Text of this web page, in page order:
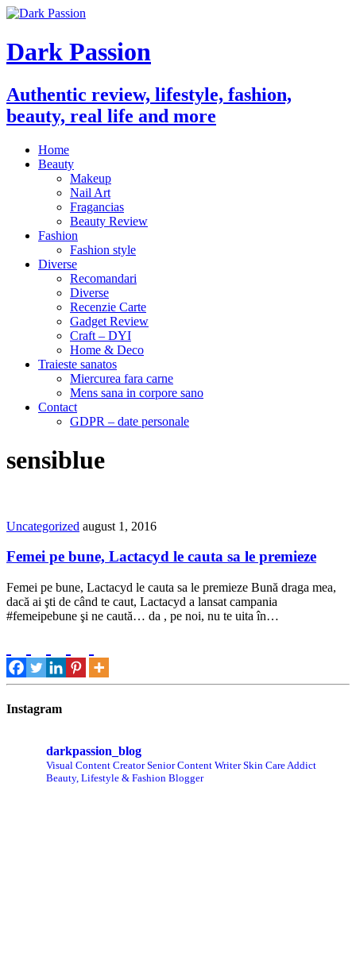
Dark Passion
Authentic review, lifestyle, fashion,
beauty, real life and more
Home
Beauty
Makeup
Nail Art
Fragancias
Beauty Review
Fashion
Fashion style
Diverse
Recomandari
Diverse
Recenzie Carte
Gadget Review
Craft – DYI
Home & Deco
Traieste sanatos
Miercurea fara carne
Mens sana in corpore sano
Contact
GDPR – date personale
sensiblue
Uncategorized august 1, 2016
Femei pe bune, Lactacyd le cauta sa le premieze
Femei pe bune, Lactacyd le cauta sa le premieze Bună draga mea,
dacă ai şti de când te caut, Lactacyd a lansat campania
#femeipebune şi ne caută… da , pe noi, nu te uita în…
Instagram
darkpassion_blog
Visual Content CreatorSenior Content WriterSkin Care Addict
Beauty, Lifestyle & Fashion Blogger